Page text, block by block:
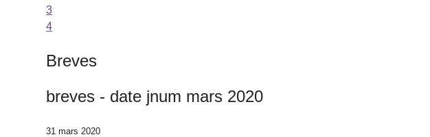
3
4
Breves
breves - date jnum mars 2020
31 mars 2020